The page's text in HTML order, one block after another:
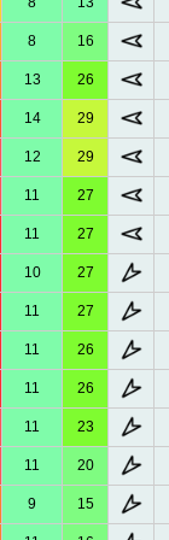
8 16
13 26
14 29
12 29
11 27
11 27
10 27
11 27
11 26
11 26
11 23
11 20
9 15